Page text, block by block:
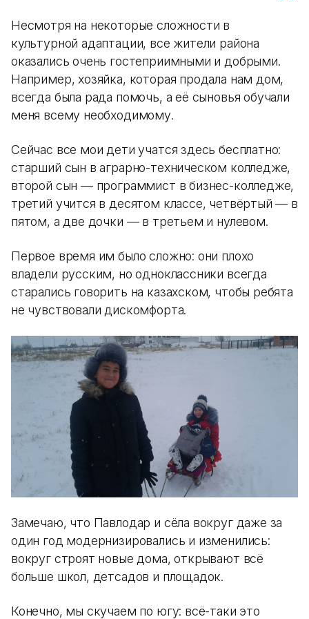
Несмотря на некоторые сложности в
культурной адаптации, все жители района
оказались очень гостеприимными и добрыми.
Например, хозяйка, которая продала нам дом,
всегда была рада помочь, а её сыновья обучали
меня всему необходимому.
Сейчас все мои дети учатся здесь бесплатно:
старший сын в аграрно-техническом колледже,
второй сын — программист в бизнес-колледже,
третий учится в десятом классе, четвёртый — в
пятом, а две дочки — в третьем и нулевом.
Первое время им было сложно: они плохо
владели русским, но одноклассники всегда
старались говорить на казахском, чтобы ребята
не чувствовали дискомфорта.
Замечаю, что Павлодар и сёла вокруг даже за
один год модернизировались и изменились:
вокруг строят новые дома, открывают всё
больше школ, детсадов и площадок.
Конечно, мы скучаем по югу: всё-таки это